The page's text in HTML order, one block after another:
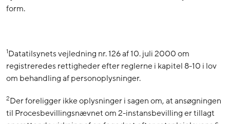
form.
1Datatilsynets vejledning nr. 126 af 10. juli 2000 om
registreredes rettigheder efter reglerne i kapitel 8-10 i lov
om behandling af personoplysninger.
2Der foreligger ikke oplysninger i sagen om, at ansøgningen
til Procesbevillingsnævnet om 2-instansbevilling er tillagt